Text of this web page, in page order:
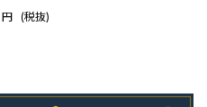
円 (税抜)